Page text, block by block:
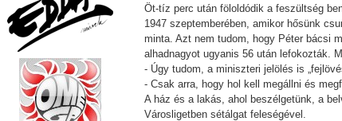
Öt-tíz perc után föloldódik a feszültség
1947 szeptemberében, amikor hősünk
minta. Azt nem tudom, hogy Péter bácsi
alhadnagyot ugyanis 56 után lefokozták.
- Úgy tudom, a miniszteri jelölés is
- Csak arra, hogy hol kell megállni és
A ház és a lakás, ahol beszélgetünk, a
Városligetben sétálgat feleségével.